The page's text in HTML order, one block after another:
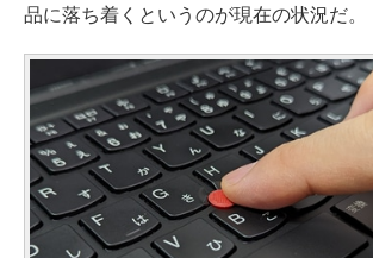
品に落ち着くというのが現在の状況だ。